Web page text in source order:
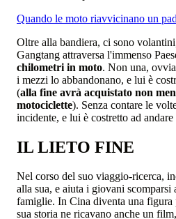
Quando le moto riavvicinano un
Oltre alla bandiera, ci sono
Gangtang attraversa l'immenso
chilometri in moto. Non una,
i mezzi lo abbandonano, e lui è
(alla fine avrà acquistato non
motociclette). Senza contare le
incidente, e lui è costretto ad andare
IL LIETO FINE
Nel corso del suo viaggio-ricerca,
alla sua, e aiuta i giovani
famiglie. In Cina diventa una figura
sua storia ne ricavano anche un